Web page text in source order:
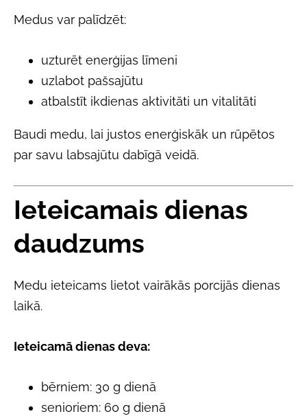
Medus var palīdzēt:
uzturēt enerģijas līmeni
uzlabot pašsajūtu
atbalstīt ikdienas aktivitāti un vitalitāti
Baudi medu, lai justos enerģiskāk un rūpētos
par savu labsajūtu dabīgā veidā.
Ieteicamais dienas
daudzums
Medu ieteicams lietot vairākās porcijās dienas
laikā.
Ieteicamā dienas deva:
bērniem: 30 g dienā
senioriem: 60 g dienā